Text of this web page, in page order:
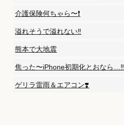
介護保険何ちゃら〜❗️
溢れそうで溢れない‼️
熊本で大地震
焦った〜iPhone初期化とおなら…‼️
ゲリラ雷雨＆エアコン❣️